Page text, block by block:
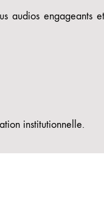
engageants
institutionnelle.